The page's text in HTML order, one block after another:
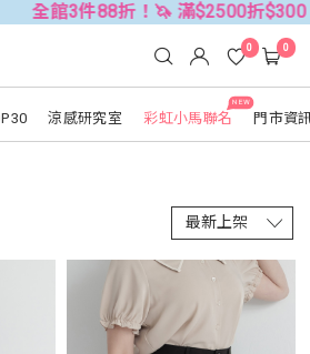
88折！🦄 滿$2500折$300 (可累折
涼感研究室
NEW
彩虹小馬聯名 門市資
0 0